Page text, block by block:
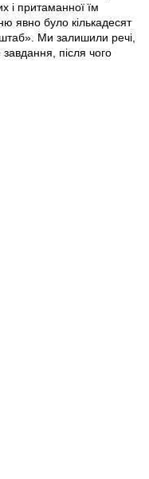
і притаманної їм
явно було кількадесят
Ми залишили речі,
після чого